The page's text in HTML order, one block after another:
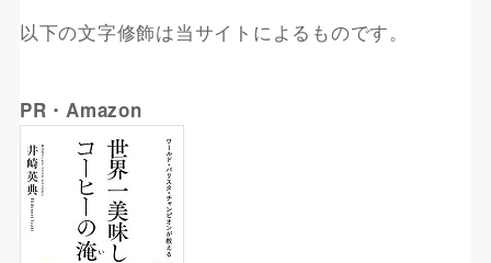
以下の文字修飾は当サイトによるものです。
PR・Amazon